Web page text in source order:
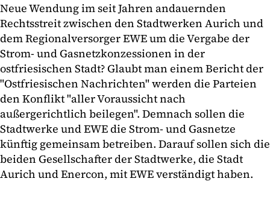
Neue Wendung im seit Jahren andauernden
Rechtsstreit zwischen den Stadtwerken Aurich und
dem Regionalversorger EWE um die Vergabe der
Strom- und Gasnetzkonzessionen in der
ostfriesischen Stadt? Glaubt man einem Bericht der
"Ostfriesischen Nachrichten" werden die Parteien
den Konflikt "aller Voraussicht nach
außergerichtlich beilegen". Demnach sollen die
Stadtwerke und EWE die Strom- und Gasnetze
künftig gemeinsam betreiben. Darauf sollen sich die
beiden Gesellschafter der Stadtwerke, die Stadt
Aurich und Enercon, mit EWE verständigt haben.